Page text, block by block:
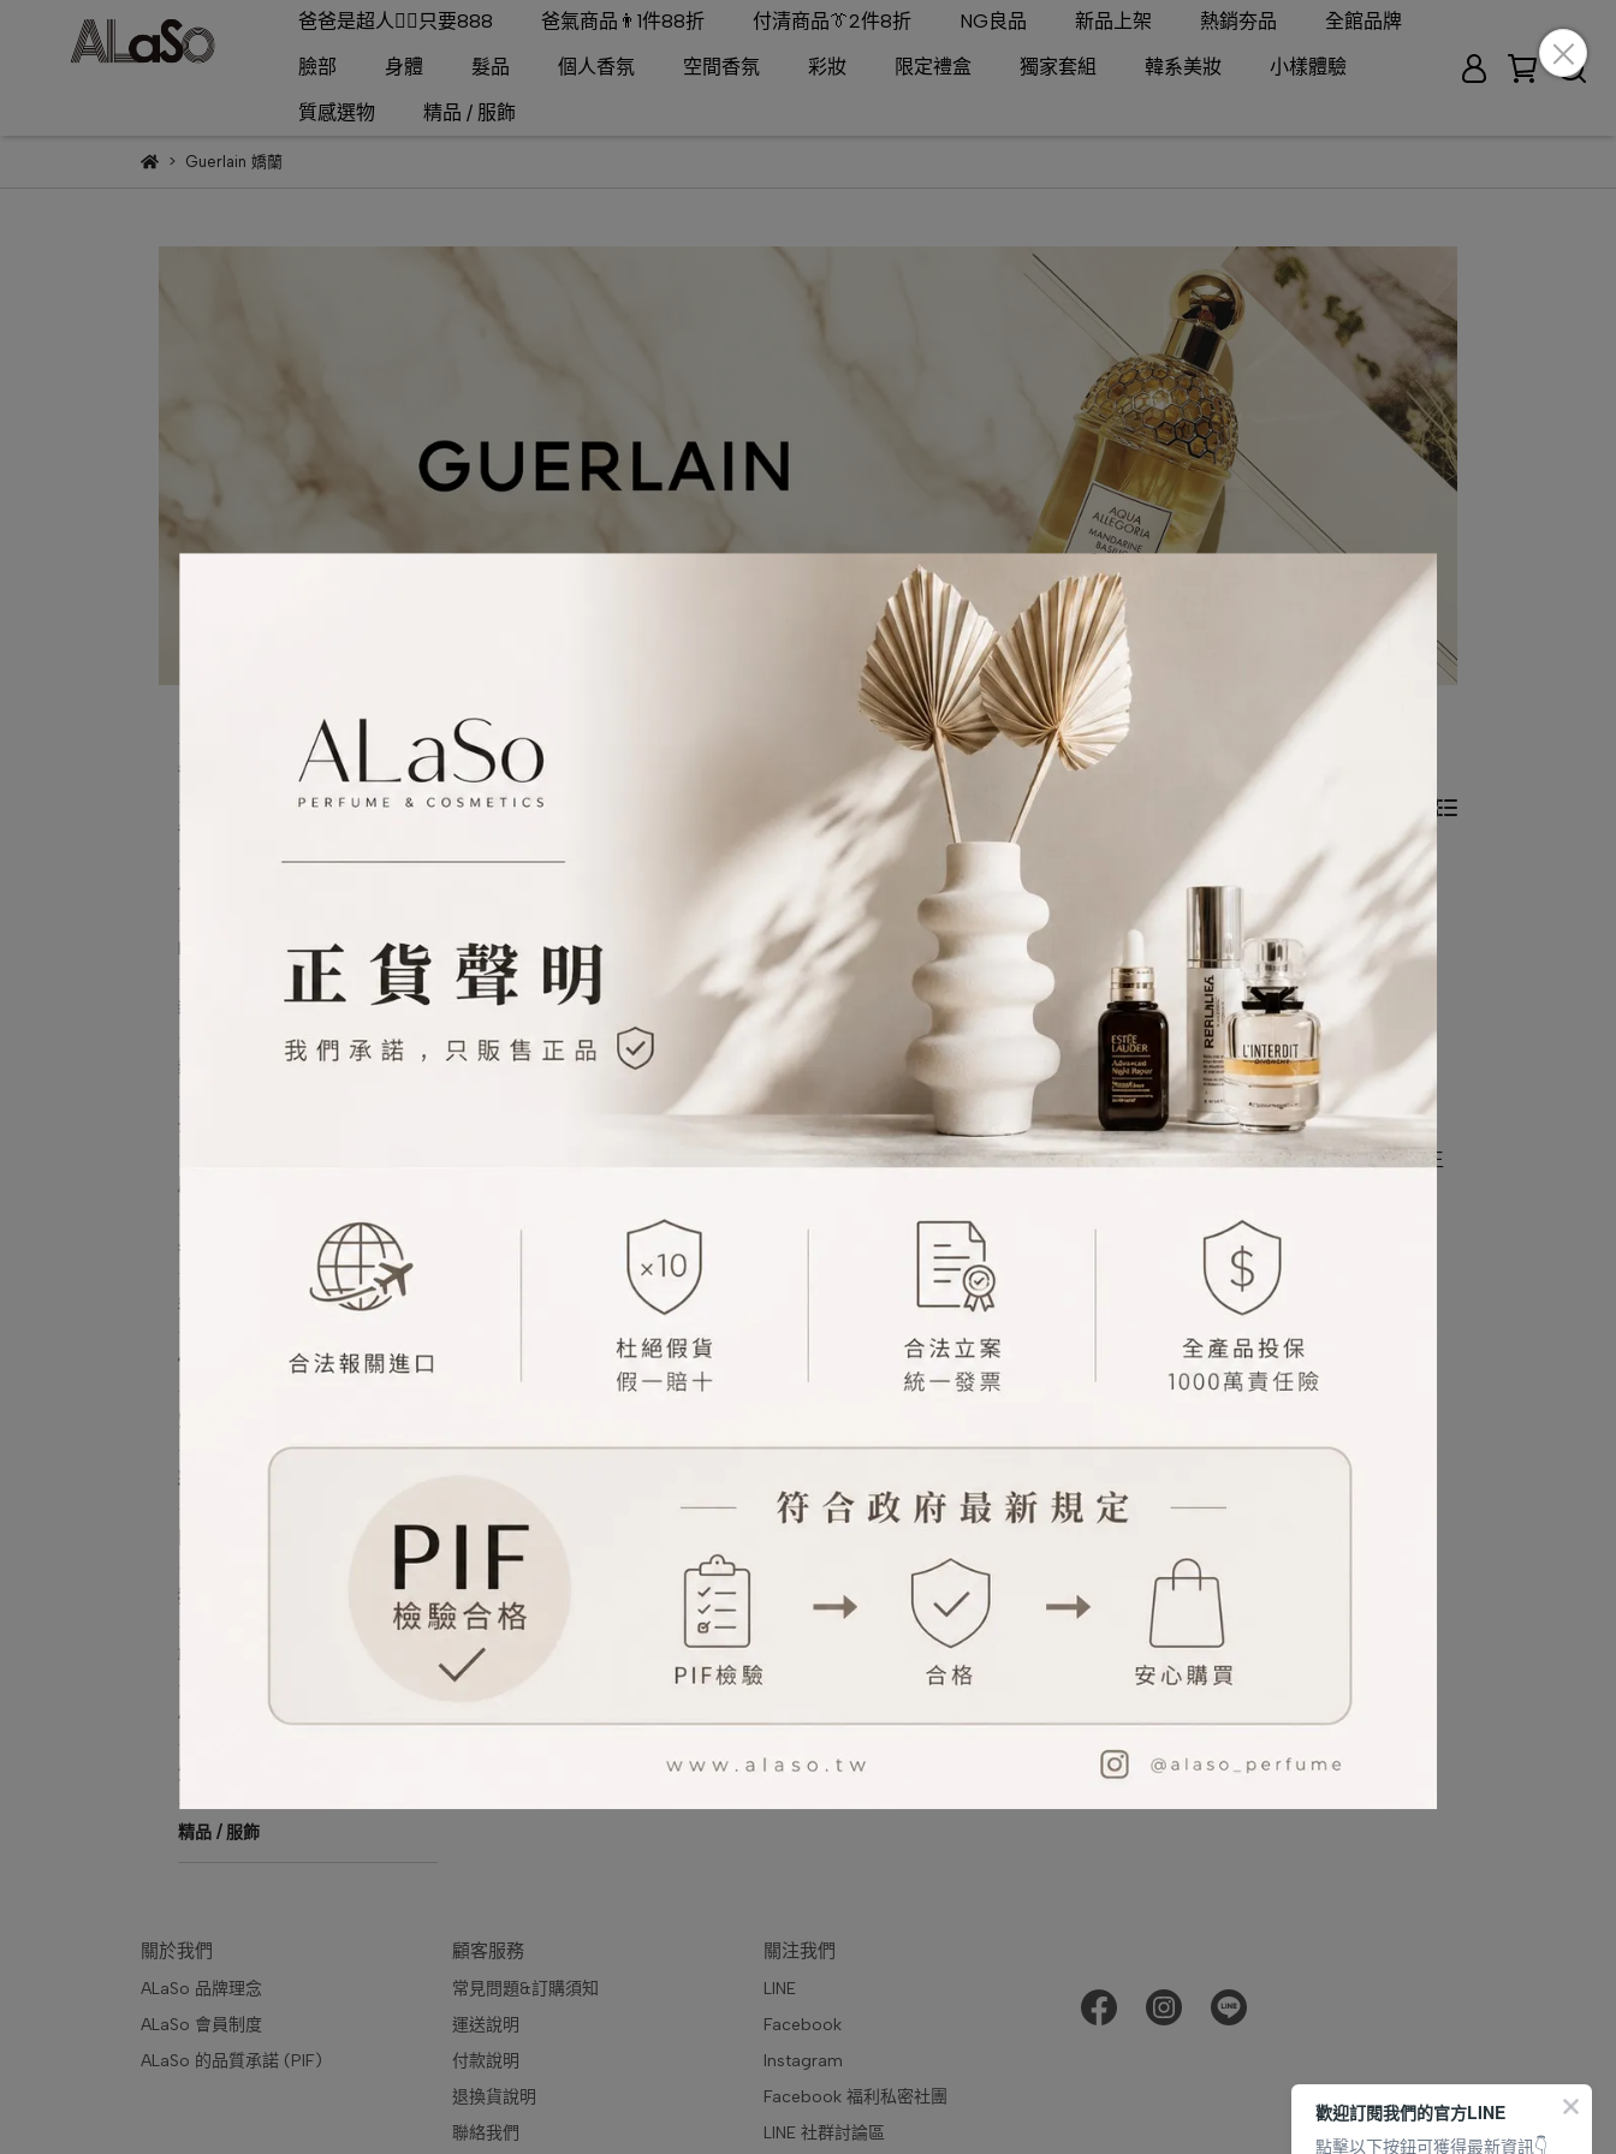
爸爸是超人🦸‍♂️只要888 爸氣商品👨1件88折 付清商品👔2件8折 NG良品 新品上架 熱銷夯品
全館品牌
臉部
身體 髮品 個人香氛 空間香氛 彩妝 限定禮盒 獨家套組 韓系美妝
小樣體驗
質感選物
精品 / 服飾
Guerlain 嬌蘭
爸爸是超人🦸‍♂️只要888
爸氣商品👨1件88折
付清商品👔2件8折
新品上架
熱銷夯品
全館品牌
身體
髮品
個人香氛
空間香氛
彩妝
獨家套組
韓系美妝
小樣體驗
質感選物
精品 / 服飾
Guerlain 嬌蘭
預設排序
NT$580NT$750
Guerlain嬌蘭 皇家蜂王乳平衡油精華
NT$380NT$675
【NG良品】Guerlain嬌蘭 皇家蜂王
NT$2,350
Guerlain嬌蘭 皇家蜂王乳雙導精華
NT$8,350
關於我們
ALaSo 品牌理念
ALaSo 會員制度
ALaSo 的品質承諾 (PIF)
顧客服務
常見問題&訂購須知
運送說明
付款說明
退換貨說明
聯絡我們
關注我們
LINE
Facebook
Instagram
Facebook 福利私密社團
LINE 社群討論區
歡迎訂閱我們的官方LINE
點擊以下按鈕可獲得最新資訊👇